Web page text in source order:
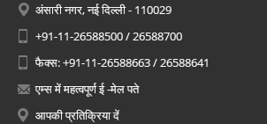
अंसारी नगर, नई दिल्ली - 110029
+91-11-26588500 / 26588700
फैक्स: +91-11-26588663 / 26588641
एम्स में महत्वपूर्ण ई -मेल पते
आपकी प्रतिक्रिया दें